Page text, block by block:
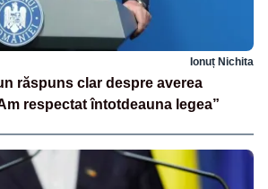
Ionuț Nichita
răspuns clar despre averea
respectat întotdeauna legea”